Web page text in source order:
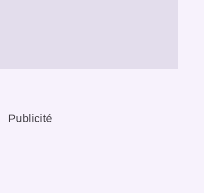
Publicité